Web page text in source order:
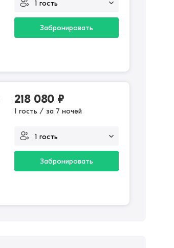
Забронировать
218 080 ₽
1 гость / за 7 ночей
Забронировать